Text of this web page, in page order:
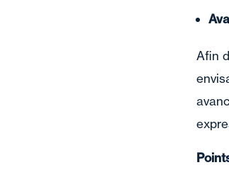
Afin